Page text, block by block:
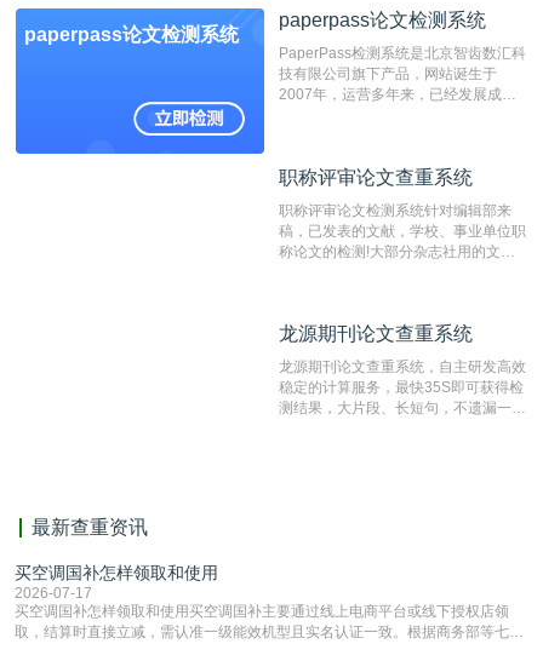
非。其次，相对于知网而言，万方检测
重的推荐系统。
paperpass论文检测系统
paperpass论文检测系统
PaperPass检测系统是北京智齿数汇科
技有限公司旗下产品，网站诞生于
2007年，运营多年来，已经发展成为
检测速度快、精度高，市场反映良好。
职称评审论文查重系统
职称评审论文检测系统针对编辑部来
稿，已发表的文献，学校、事业单位职
称论文的检测!大部分杂志社用的文献
编辑部检测来稿和已发表的文献,检测
测时注意填写第一作者,才能排除已发
表文献复制比。（限制字符数1万）
龙源期刊论文查重系统
龙源期刊论文查重系统，自主研发高效
稳定的计算服务，最快35S即可获得检
测结果，大片段、长短句，不遗漏一处
最新查重资讯
买空调国补怎样领取和使用
2026-07-17
买空调国补怎样领取和使用买空调国补主要通过线上电商平台或线下授权店领
取，结算时直接立减‌，需认准一级能效机型且实名认证一致。根据商务部等七部